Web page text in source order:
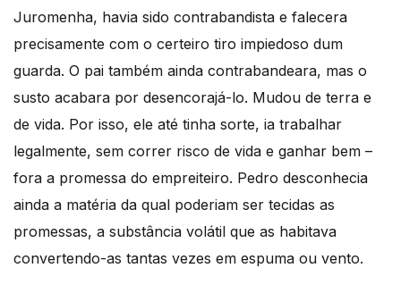
Juromenha, havia sido contrabandista e falecera
precisamente com o certeiro tiro impiedoso dum
guarda. O pai também ainda contrabandeara, mas o
susto acabara por desencorajá-lo. Mudou de terra e
de vida. Por isso, ele até tinha sorte, ia trabalhar
legalmente, sem correr risco de vida e ganhar bem –
fora a promessa do empreiteiro. Pedro desconhecia
ainda a matéria da qual poderiam ser tecidas as
promessas, a substância volátil que as habitava
convertendo-as tantas vezes em espuma ou vento.